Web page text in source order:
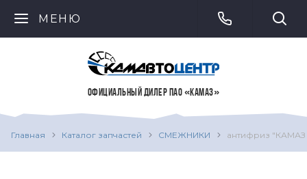
МЕНЮ
ОФИЦИАЛЬНЫЙ ДИЛЕР ПАО «КАМАЗ»
Главная Каталог запчастей СМЕЖНИКИ антифриз "КАМАЗ